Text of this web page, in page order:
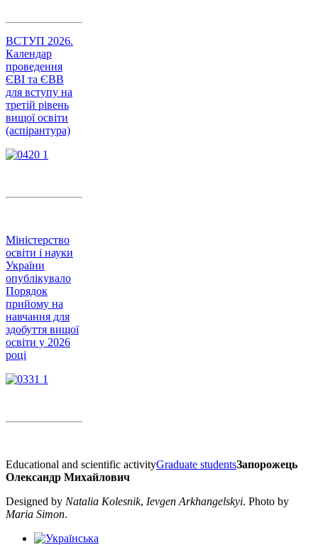
ВСТУП 2026.
Календар
проведення
ЄВІ та ЄВВ
для вступу на
третій рівень
вищої освіти
(аспірантура)
Міністерство
освіти і науки
України
опублікувало
Порядок
прийому на
навчання для
здобуття вищої
освіти у 2026
році
Educational and scientific activityGraduate studentsЗапорожець
Олександр Михайлович
Designed by Natalia Kolesnik, Ievgen Arkhangelskyi. Photo by
Maria Simon.